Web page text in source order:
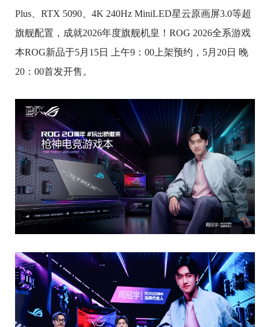
Plus、RTX 5090、4K 240Hz MiniLED星云原画屏3.0等超
旗舰配置，成就2026年度旗舰机皇！ROG 2026全系游戏
本ROG新品于5月15日 上午9：00上架预约，5月20日 晚
20：00首发开售。